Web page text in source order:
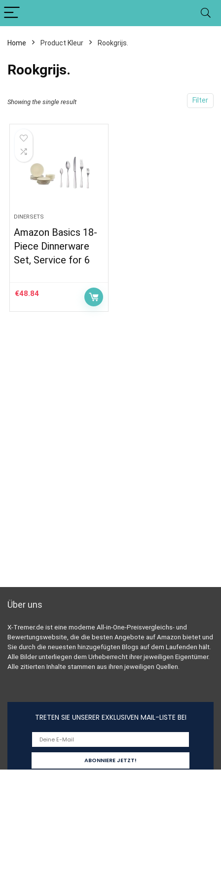
Home Product Kleur Rookgrijs.
Rookgrijs.
Filter
Showing the single result
DINERSETS
Amazon Basics 18-
Piece Dinnerware
Set, Service for 6
€48.84
Über uns
X-Tremer.de ist eine moderne All-in-One-Preisvergleichs- und
Bewertungswebsite, die die besten Angebote auf Amazon bietet und
Sie durch die neuesten hinzugefügten Blogs auf dem Laufenden hält.
Alle Bilder unterliegen dem Urheberrecht ihrer jeweiligen Eigentümer.
Alle zitierten Inhalte stammen aus ihren jeweiligen Quellen.
TRETEN SIE UNSERER EXKLUSIVEN MAIL-LISTE BEI